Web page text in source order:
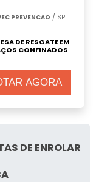
PREVENCAO / SP
DE RESGATE EM
CONFINADOS
AGORA
DE ENROLAR